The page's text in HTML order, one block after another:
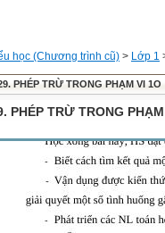
học (Chương trình cũ) > Lớp 1
PHÉP TRỪ TRONG PHẠM VI 1O
PHÉP TRỪ TRONG